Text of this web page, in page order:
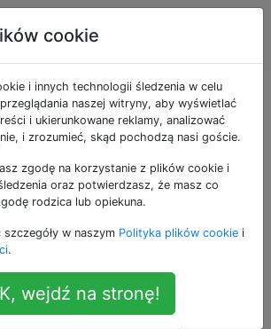
Majsterkowanie
w domu
otagowane
żarówka jest martwa, czy
zużywa prąd, jeśli
jest w pozycji ON?
tydzień, odkąd zgasła żarówka w
Zastanawiam się, czy żarówka
czy nadal zużywa prąd, jeśli
cookie
i innych technologii śledzenia w celu
naszej witryny, aby wyświetlać
i ukierunkowane reklamy, analizować
i zrozumieć, skąd pochodzą nasi goście.
zgodę na korzystanie z plików cookie i
oraz potwierdzasz, że masz co
rodzica lub opiekuna.
w naszym Polityka plików cookie i
.
wejdź na stronę!